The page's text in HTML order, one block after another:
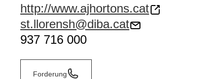
http://www.ajhortons.cat
st.llorensh@diba.cat
937 716 000
Forderung